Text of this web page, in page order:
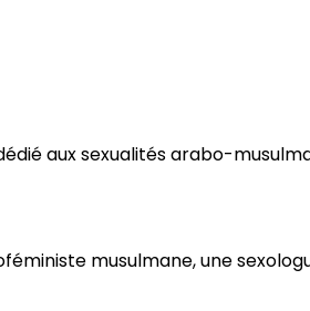
aux sexualités arabo-
musulmane, une